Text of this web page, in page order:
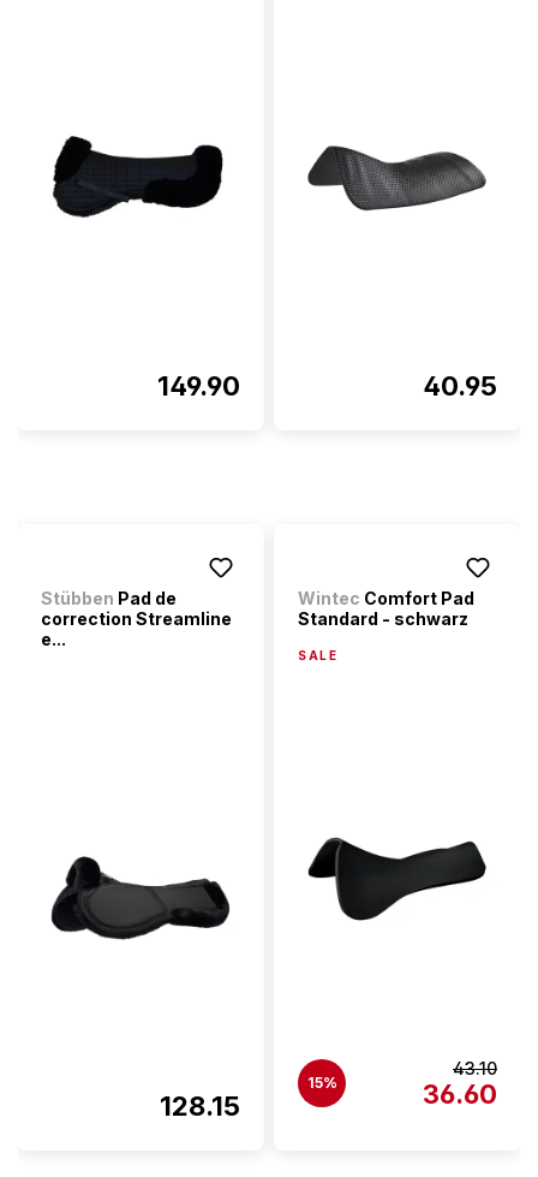
149.90 40.95
Stübben Pad de
correction Streamline
e...
128.15
Wintec Comfort Pad
Standard - schwarz
SALE
15%
43.10
36.60